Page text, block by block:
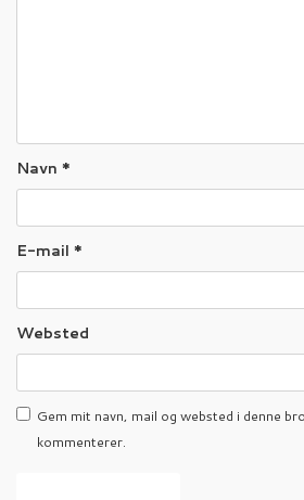
Navn *
E-mail *
Websted
Gem mit navn, mail og websted i denne
kommenterer.